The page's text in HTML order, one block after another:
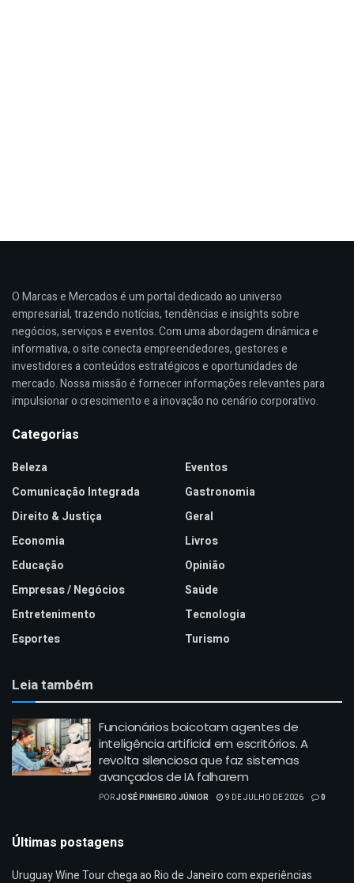
O Marcas e Mercados é um portal dedicado ao universo
empresarial, trazendo notícias, tendências e insights sobre
negócios, serviços e eventos. Com uma abordagem dinâmica e
informativa, o site conecta empreendedores, gestores e
investidores a conteúdos estratégicos e oportunidades de
mercado. Nossa missão é fornecer informações relevantes para
impulsionar o crescimento e a inovação no cenário corporativo.
Categorias
Beleza
Comunicação Integrada
Direito & Justiça
Economia
Educação
Empresas / Negócios
Entretenimento
Esportes
Eventos
Gastronomia
Geral
Livros
Opinião
Saúde
Tecnologia
Turismo
Leia também
Funcionários boicotam agentes de
inteligência artificial em escritórios. A
revolta silenciosa que faz sistemas
avançados de IA falharem
PORJOSÉ PINHEIRO JÚNIOR 9 DE JULHO DE 2026 0
Últimas postagens
Uruguay Wine Tour chega ao Rio de Janeiro com experiências